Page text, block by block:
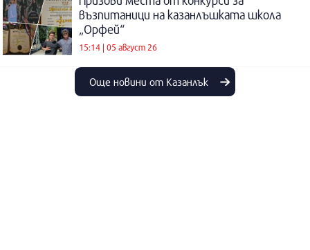
възпитаници на казанлъшката школа
„Орфей“
15:14 | 05 август 26
Още новини от Казанлък